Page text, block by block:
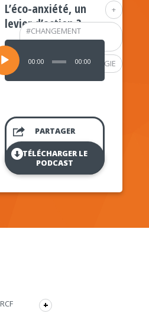
+
#CHANGEMENT
CLIMATIQUE
#PSYCHOLOGIE
L’éco-anxiété, un
levier d’action ?
Lecteur
audio
00:00 00:00
PARTAGER
TÉLÉCHARGER LE
PODCAST
RCF
+